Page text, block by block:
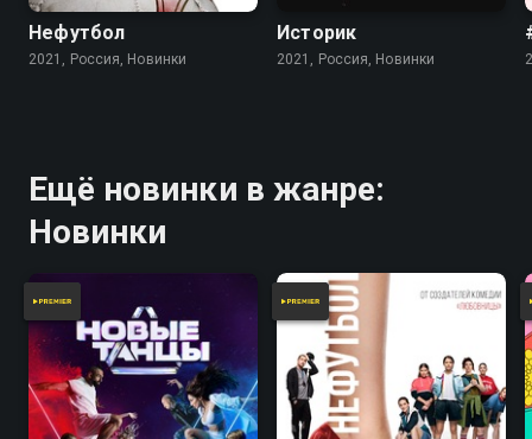
Нефутбол
2021, Россия, Новинки
Историк
2021, Россия, Новинки
Ещё новинки в жанре:
Новинки